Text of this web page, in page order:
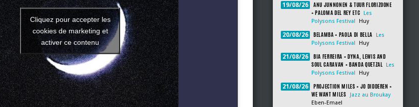
Cliquez pour accepter les
cookies de marketing et
activer ce contenu
19/08/26
ANU JUNNONEN & TUUR FLORIZOONE
+ PALOMA DEL REY ETC
Les
Polysons Festival
Huy
20/08/26 BELAMBA + PAOLA DI BELLA
Les
Polysons Festival
Huy
21/08/26
BIA FERREIRA + DYNA, LEWIS AND
SOUL CARAVAN + BANDA QUETZAL
Les
Polysons Festival
Huy
21/08/26
PROJECTION MILES + JO DIDDEREN +
WE WANT MILES
Jazz au Broukay
Eben-Emael